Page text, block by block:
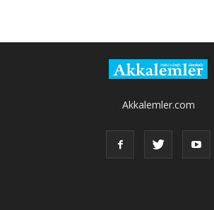
Akkalemler.com